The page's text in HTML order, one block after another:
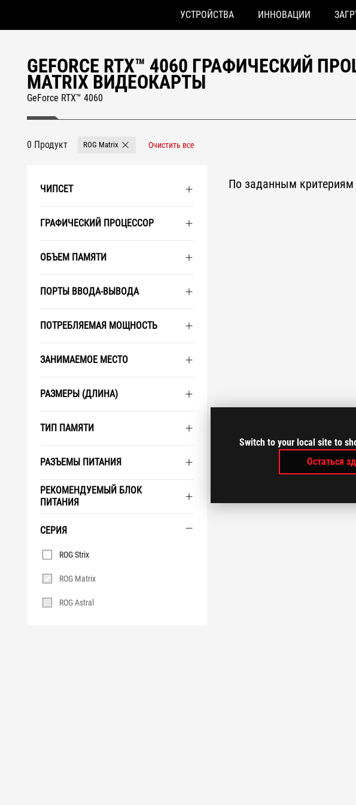
Switch to your local site to
Остаться
Accessibility links
УСТРОЙСТВА ИННОВАЦИИ
GEFORCE RTX™ 4060 ГРАФИЧЕСКИЙ
MATRIX ВИДЕОКАРТЫ
GeForce RTX™ 4060
0 Продукт ROG Matrix Remove ROG Matrix
Очистить все
ЧИПСЕТ
ГРАФИЧЕСКИЙ ПРОЦЕССОР
ОБЪЕМ ПАМЯТИ
ПОРТЫ ВВОДА-ВЫВОДА
ПОТРЕБЛЯЕМАЯ МОЩНОСТЬ
ЗАНИМАЕМОЕ МЕСТО
РАЗМЕРЫ (ДЛИНА)
ТИП ПАМЯТИ
РАЗЪЕМЫ ПИТАНИЯ
РЕКОМЕНДУЕМЫЙ БЛОК
ПИТАНИЯ
СЕРИЯ
Серия
ROG Matrix
ROG Strix
ROG Astral
По заданным критериям